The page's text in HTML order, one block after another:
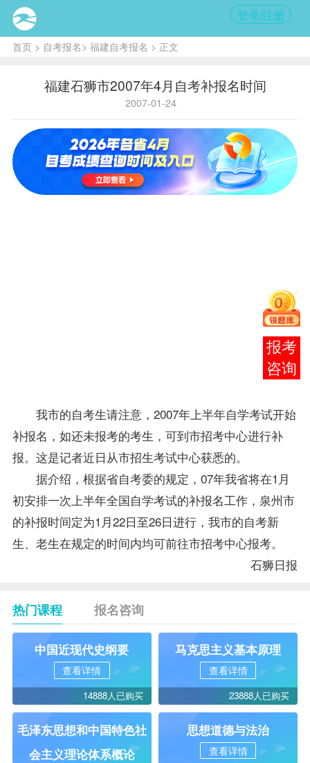
登录/注册
首页> 自考报名> 福建自考报名 > 正文
福建石狮市2007年4月自考补报名时间
2007-01-24
核
示:福
建石
我市的自考生请注意，2007年上半年自学考试开始
补报名，如还未报考的考生，可到市招考中心进行补
报。这是记者近日从市招生考试中心获悉的。
据介绍，根据省自考委的规定，07年我省将在1月
初安排一次上半年全国自学考试的补报名工作，泉州市
的补报时间定为1月22日至26日进行，我市的自考新
生、老生在规定的时间内均可前往市招考中心报考。
石狮日报
热门课程 报名咨询
中国近现代史纲要
查看详情
14888人已购买
马克思主义基本原理
查看详情
23888人已购买
毛泽东思想和中国特色社
会主义理论体系概论
思想道德与法治
查看详情
在线
客服